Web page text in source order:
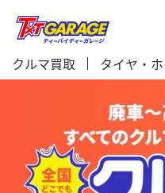
クルマ買取 タイヤ・